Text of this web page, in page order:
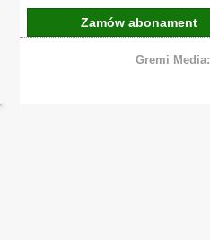
Zamów abonament
Gremi Media: